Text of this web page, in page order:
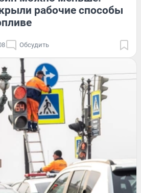
рабочие способы
Обсудить